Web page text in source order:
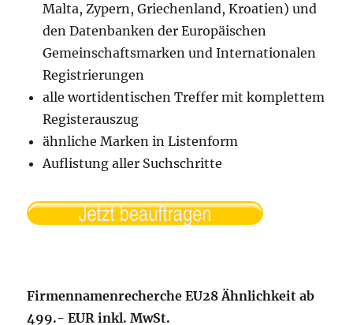
Malta, Zypern, Griechenland, Kroatien) und
den Datenbanken der Europäischen
Gemeinschaftsmarken und Internationalen
Registrierungen
alle wortidentischen Treffer mit komplettem
Registerauszug
ähnliche Marken in Listenform
Auflistung aller Suchschritte
Firmennamenrecherche EU28 Ähnlichkeit ab
499.- EUR inkl. MwSt.